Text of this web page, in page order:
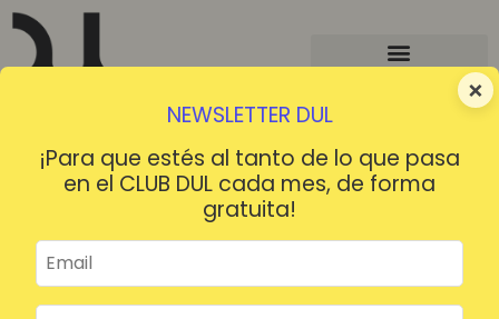
×
NEWSLETTER DUL
¡Para que estés al tanto de lo que pasa
en el CLUB DUL cada mes, de forma
gratuita!
¡HOLA!